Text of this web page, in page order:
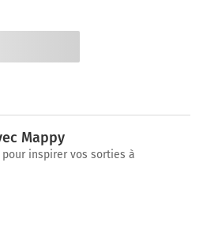
Mappy
inspirer vos sorties à